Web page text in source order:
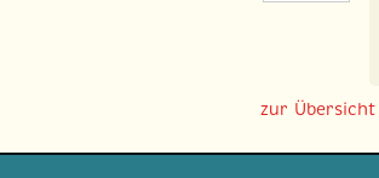
zur Übersicht